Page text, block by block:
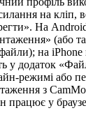
на кліп,
На
(або
на iPhone
у додаток
режимі або
з
працює у